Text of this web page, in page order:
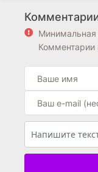
Минимальная